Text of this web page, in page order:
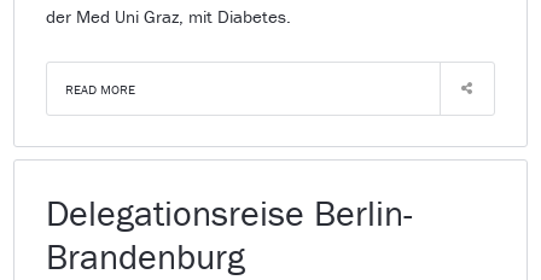
der Med Uni Graz, mit Diabetes.
READ MORE
Delegationsreise Berlin-
Brandenburg